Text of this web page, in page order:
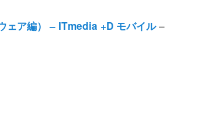
ェア編） – ITmedia +D モバイル–